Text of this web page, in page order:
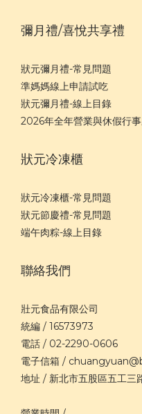
彌月禮/喜悅共享禮
狀元彌月禮-常見問題
準媽媽線上申請試吃
狀元彌月禮-線上目錄
2026年全年營業與休假行
狀元冷凍櫃
狀元冷凍櫃-常見問題
狀元節慶禮-常見問題
端午肉粽-線上目錄
聯絡我們
壯元食品有限公司
統編 / 16573973
電話 / 02-2290-0606
電子信箱 /
地址 / 新北市五股區五工三